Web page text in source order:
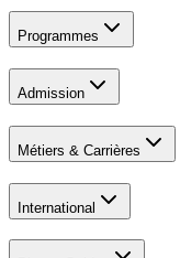
Programmes
Admission
Métiers & Carrières
International